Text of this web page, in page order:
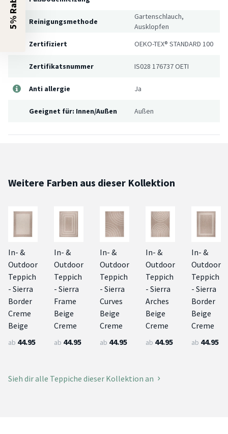
Reinigungsmethode
Gartenschlauch,
Ausklopfen
Zertifiziert
OEKO-TEX® STANDARD 100
Zertifikatsnummer IS028 176737 OETI
Anti allergie Ja
Geeignet für: Innen/Außen Außen
Weitere Farben aus dieser Kollektion
In- &
Outdoor
Teppich
- Sierra
Border
Creme
Beige
ab 44.95
In- &
Outdoor
Teppich
- Sierra
Frame
Beige
Creme
ab 44.95
In- &
Outdoor
Teppich
- Sierra
Curves
Beige
Creme
ab 44.95
In- &
Outdoor
Teppich
- Sierra
Arches
Beige
Creme
ab 44.95
In- &
Outdoor
Teppich
- Sierra
Border
Beige
Creme
ab 44.95
Sieh dir alle Teppiche dieser Kollektion an